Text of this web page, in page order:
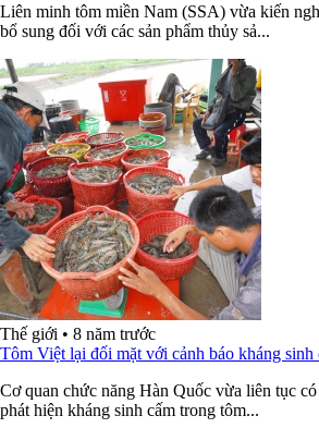
Liên minh tôm miền Nam (SSA) vừa kiến
bổ sung đối với các sản phẩm thủy sả...
Thế giới • 8 năm trước
Tôm Việt lại đối mặt với cảnh báo kháng sinh
Cơ quan chức năng Hàn Quốc vừa liên tục
phát hiện kháng sinh cấm trong tôm...